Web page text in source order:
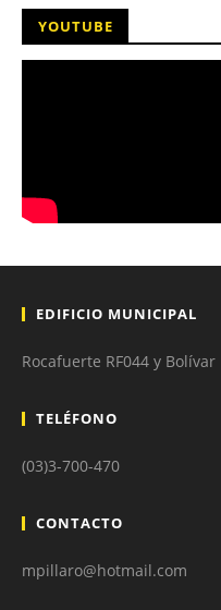
YOUTUBE
EDIFICIO MUNICIPAL
Rocafuerte RF044 y Bolívar
TELÉFONO
(03)3-700-470
CONTACTO
mpillaro@hotmail.com